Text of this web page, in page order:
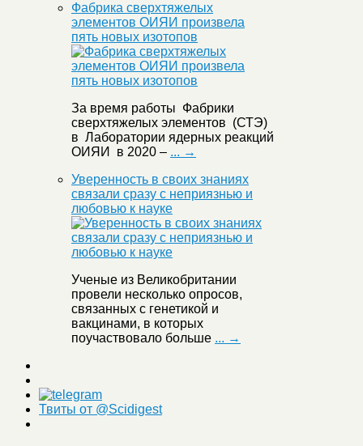
Фабрика сверхтяжелых
элементов ОИЯИ произвела
пять новых изотопов
За время работы Фабрики
сверхтяжелых элементов (СТЭ)
в Лаборатории ядерных реакций
ОИЯИ в 2020 – ... →
Уверенность в своих знаниях
связали сразу с неприязнью и
любовью к науке
Ученые из Великобритании
провели несколько опросов,
связанных с генетикой и
вакцинами, в которых
поучаствовало больше ... →
Твиты от @Scidigest